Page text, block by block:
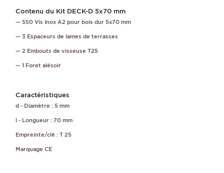
Contenu du Kit DECK-D 5x70 mm
— 550 Vis Inox A2 pour bois dur 5x70 mm
— 3 Espaceurs de lames de terrasses
— 2 Embouts de visseuse T25
— 1 Foret alésoir
Caractéristiques
d - Diamètre : 5 mm
l - Longueur : 70 mm
Empreinte/clé : T 25
Marquage CE